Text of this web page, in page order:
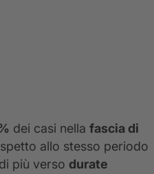
dei casi nella fascia di
allo stesso periodo
più verso durate